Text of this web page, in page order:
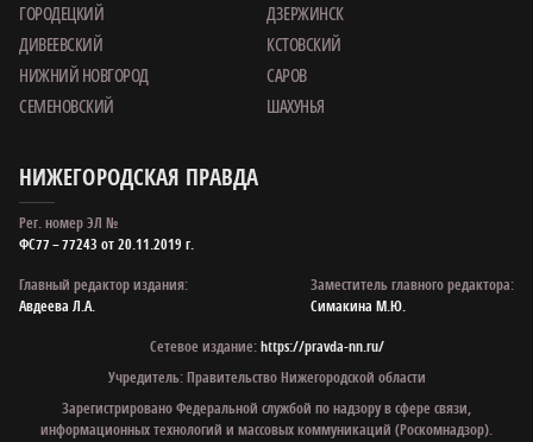
ГОРОДЕЦКИЙ
ДЗЕРЖИНСК
ДИВЕЕВСКИЙ
КСТОВСКИЙ
НИЖНИЙ НОВГОРОД
САРОВ
СЕМЕНОВСКИЙ
ШАХУНЬЯ
НИЖЕГОРОДСКАЯ ПРАВДА
Рег. номер ЭЛ №
ФС77 – 77243 от 20.11.2019 г.
Главный редактор издания:
Авдеева Л.А.
Заместитель главного редактора:
Симакина М.Ю.
Сетевое издание:https://pravda-nn.ru/
Учредитель: Правительство Нижегородской области
Зарегистрировано Федеральной службой по надзору в сфере связи,
информационных технологий и массовых коммуникаций (Роскомнадзор).